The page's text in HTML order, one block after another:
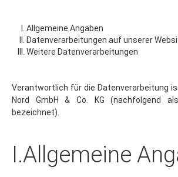
Info
Branche
LZB
Karriere
Datenverarbeitungen auf unserer
Weitere Datenverarbeitungen
Nord GmbH & Co. KG (nachfolgend
bezeichnet).
I.Allgemeine